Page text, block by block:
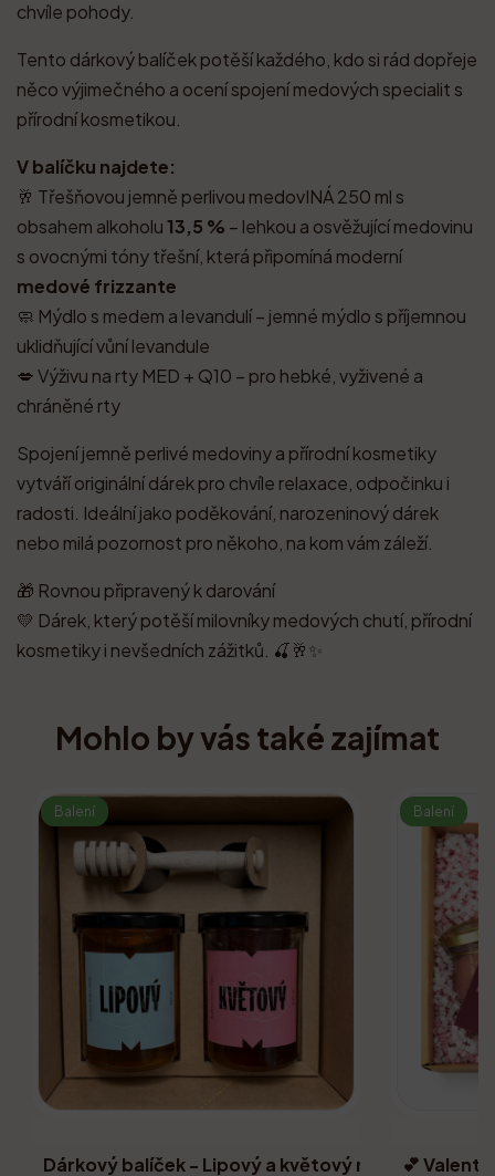
chvíle pohody.
Tento dárkový balíček potěší každého, kdo si rád dopřeje
něco výjimečného a ocení spojení medových specialit s
přírodní kosmetikou.
V balíčku najdete:
🥂 Třešňovou jemně perlivou medovINÁ 250 ml s
obsahem alkoholu13,5 % – lehkou a osvěžující medovinu
s ovocnými tóny třešní, která připomíná moderní
medové frizzante
🧼 Mýdlo s medem a levandulí – jemné mýdlo s příjemnou
uklidňující vůní levandule
💋 Výživu na rty MED + Q10 – pro hebké, vyživené a
chráněné rty
Spojení jemně perlivé medoviny a přírodní kosmetiky
vytváří originální dárek pro chvíle relaxace, odpočinku i
radosti. Ideální jako poděkování, narozeninový dárek
nebo milá pozornost pro někoho, na kom vám záleží.
🎁 Rovnou připravený k darování
💛 Dárek, který potěší milovníky medových chutí, přírodní
kosmetiky i nevšedních zážitků. 🍒🥂✨
Mohlo by vás také zajímat
Balení
Dárkový balíček - Lipový a květový med s
Balení
💕